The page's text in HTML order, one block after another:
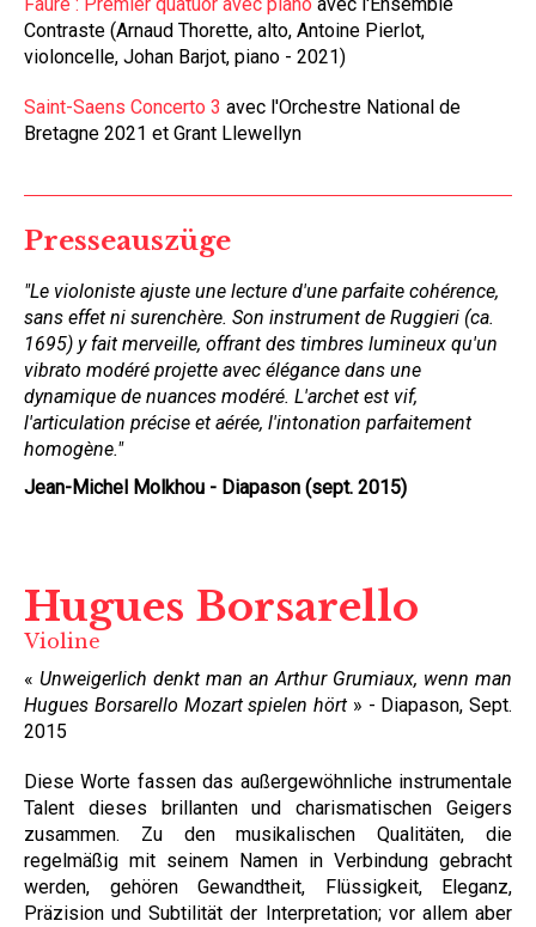
Contraste (Arnaud Thorette, alto, Antoine Pierlot,
violoncelle, Johan Barjot, piano - 2021)
Saint-Saens Concerto 3 avec l'Orchestre National de
Bretagne 2021 et Grant Llewellyn
Presseauszüge
"Le violoniste ajuste une lecture d'une parfaite cohérence,
sans effet ni surenchère. Son instrument de Ruggieri (ca.
1695) y fait merveille, offrant des timbres lumineux qu'un
vibrato modéré projette avec élégance dans une
dynamique de nuances modéré. L'archet est vif,
l'articulation précise et aérée, l'intonation parfaitement
homogène."
Jean-Michel Molkhou - Diapason (sept. 2015)
Hugues Borsarello
Violine
« Unweigerlich denkt man an Arthur Grumiaux, wenn man
Hugues Borsarello Mozart spielen hört » - Diapason, Sept.
2015
Diese Worte fassen das außergewöhnliche instrumentale
Talent dieses brillanten und charismatischen Geigers
zusammen. Zu den musikalischen Qualitäten, die
regelmäßig mit seinem Namen in Verbindung gebracht
werden, gehören Gewandtheit, Flüssigkeit, Eleganz,
Präzision und Subtilität der Interpretation; vor allem aber